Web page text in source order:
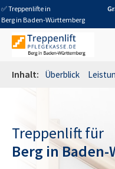
✅ Treppenlifte in
Berg in Baden-Württemberg
Inhalt: Überblick
Treppenlift für
Berg in